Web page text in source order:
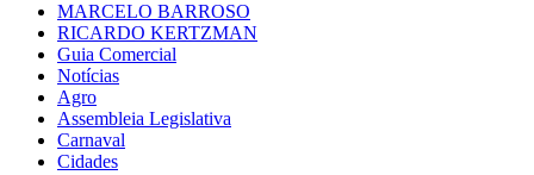
MARCELO BARROSO
RICARDO KERTZMAN
Guia Comercial
Notícias
Agro
Assembleia Legislativa
Carnaval
Cidades